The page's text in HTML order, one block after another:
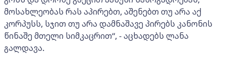
მოსახლეობას რას აპირებთ, აშენებთ თუ არა აქ
კორპუსს, სჯით თუ არა დამნაშავე პირებს კანონის
წინაშე მთელი სიმკაცრით“, - აცხადებს ლანა
გალდავა.